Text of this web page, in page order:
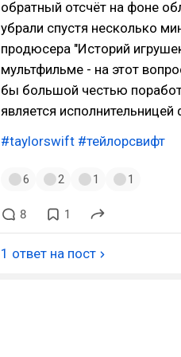
обратный отсчёт на фоне
убрали спустя несколько
продюсера "Историй
мультфильме - на этот
бы большой честью
является
#taylorswift #тейлорсвифт
6 2 1 1
8 1
1 ответ на пост